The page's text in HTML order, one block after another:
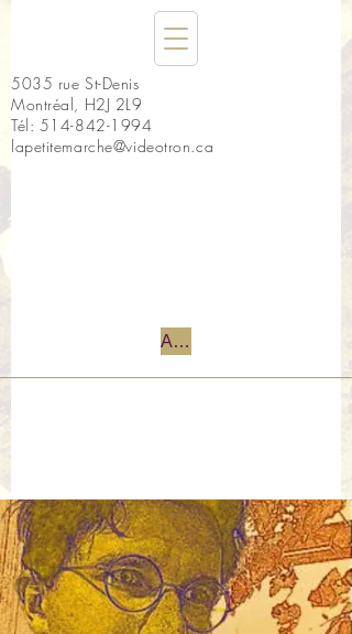
5035 rue St-Denis
Montréal, H2J 2L9
Tél: 514-842-1994
lapetitemarche@videotron.ca
Accueil